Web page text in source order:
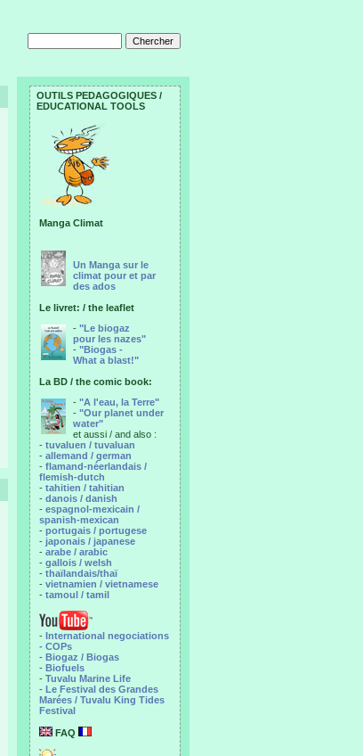
OUTILS PEDAGOGIQUES /
EDUCATIONAL TOOLS
Manga Climat
Un Manga sur le
climat pour et par
des ados
Le livret: / the leaflet
- "Le biogaz
pour les nazes"
- "Biogas -
What a blast!"
La BD / the comic book:
- "A l'eau, la Terre"
- "Our planet under
water"
et aussi / and also :
- tuvaluen / tuvaluan
- allemand / german
- flamand-néerlandais /
flemish-dutch
- tahitien / tahitian
- danois / danish
- espagnol-mexicain /
spanish-mexican
- portugais / portugese
- japonais / japanese
- arabe / arabic
- gallois / welsh
- thaïlandais/thaï
- vietnamien / vietnamese
- tamoul / tamil
- International negociations
- COPs
- Biogaz / Biogas
- Biofuels
- Tuvalu Marine Life
- Le Festival des Grandes
Marées / Tuvalu King Tides
Festival
FAQ